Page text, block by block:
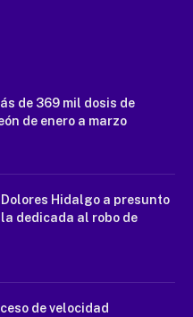
de 369 mil dosis de
de enero a marzo
Dolores Hidalgo a presunto
dedicada al robo de
de velocidad